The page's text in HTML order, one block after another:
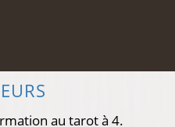
au tarot à 4.